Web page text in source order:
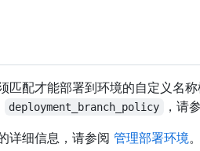
匹配才能部署到环境的自定义名
deployment_branch_policy ，请
详细信息，请参阅 管理部署环境。